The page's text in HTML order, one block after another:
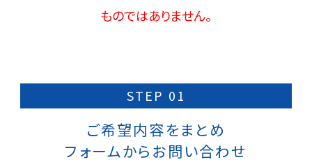
ものではありません。
STEP 01
ご希望内容をまとめ
フォームからお問い合わせ
部屋数
関東･甲信越
中国・四国